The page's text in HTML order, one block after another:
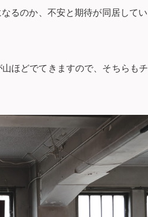
るのか、不安と期待が同居してい
ほどでてきますので、そちらもチ